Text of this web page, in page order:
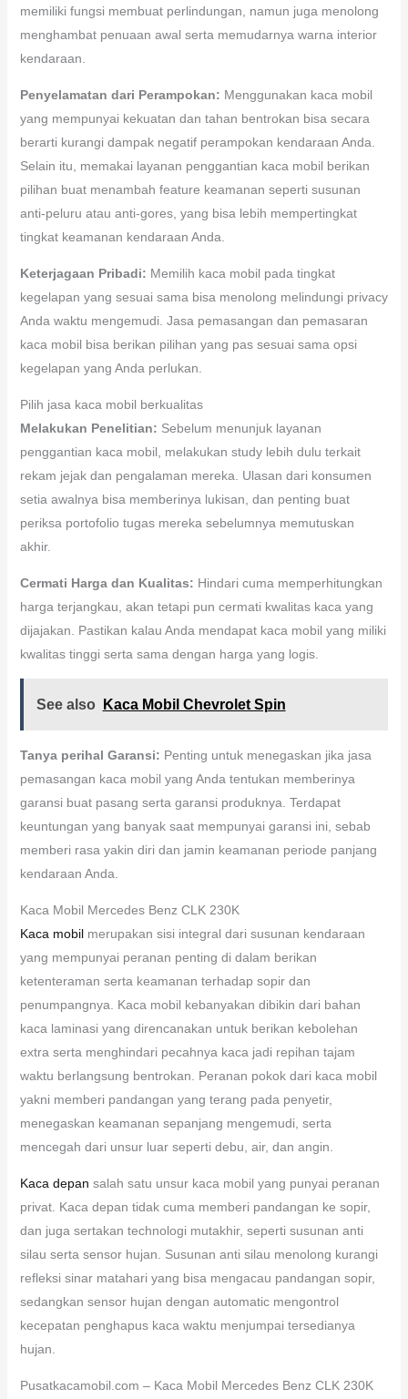
memiliki fungsi membuat perlindungan, namun juga menolong
menghambat penuaan awal serta memudarnya warna interior
kendaraan.
Penyelamatan dari Perampokan: Menggunakan kaca mobil
yang mempunyai kekuatan dan tahan bentrokan bisa secara
berarti kurangi dampak negatif perampokan kendaraan Anda.
Selain itu, memakai layanan penggantian kaca mobil berikan
pilihan buat menambah feature keamanan seperti susunan
anti-peluru atau anti-gores, yang bisa lebih mempertingkat
tingkat keamanan kendaraan Anda.
Keterjagaan Pribadi: Memilih kaca mobil pada tingkat
kegelapan yang sesuai sama bisa menolong melindungi privacy
Anda waktu mengemudi. Jasa pemasangan dan pemasaran
kaca mobil bisa berikan pilihan yang pas sesuai sama opsi
kegelapan yang Anda perlukan.
Pilih jasa kaca mobil berkualitas
Melakukan Penelitian: Sebelum menunjuk layanan
penggantian kaca mobil, melakukan study lebih dulu terkait
rekam jejak dan pengalaman mereka. Ulasan dari konsumen
setia awalnya bisa memberinya lukisan, dan penting buat
periksa portofolio tugas mereka sebelumnya memutuskan
akhir.
Cermati Harga dan Kualitas: Hindari cuma memperhitungkan
harga terjangkau, akan tetapi pun cermati kwalitas kaca yang
dijajakan. Pastikan kalau Anda mendapat kaca mobil yang miliki
kwalitas tinggi serta sama dengan harga yang logis.
See also Kaca Mobil Chevrolet Spin
Tanya perihal Garansi: Penting untuk menegaskan jika jasa
pemasangan kaca mobil yang Anda tentukan memberinya
garansi buat pasang serta garansi produknya. Terdapat
keuntungan yang banyak saat mempunyai garansi ini, sebab
memberi rasa yakin diri dan jamin keamanan periode panjang
kendaraan Anda.
Kaca Mobil Mercedes Benz CLK 230K
Kaca mobilmerupakan sisi integral dari susunan kendaraan
yang mempunyai peranan penting di dalam berikan
ketenteraman serta keamanan terhadap sopir dan
penumpangnya. Kaca mobil kebanyakan dibikin dari bahan
kaca laminasi yang direncanakan untuk berikan kebolehan
extra serta menghindari pecahnya kaca jadi repihan tajam
waktu berlangsung bentrokan. Peranan pokok dari kaca mobil
yakni memberi pandangan yang terang pada penyetir,
menegaskan keamanan sepanjang mengemudi, serta
mencegah dari unsur luar seperti debu, air, dan angin.
Kaca depan salah satu unsur kaca mobil yang punyai peranan
privat. Kaca depan tidak cuma memberi pandangan ke sopir,
dan juga sertakan technologi mutakhir, seperti susunan anti
silau serta sensor hujan. Susunan anti silau menolong kurangi
refleksi sinar matahari yang bisa mengacau pandangan sopir,
sedangkan sensor hujan dengan automatic mengontrol
kecepatan penghapus kaca waktu menjumpai tersedianya
hujan.
Pusatkacamobil.com – Kaca Mobil Mercedes Benz CLK 230K